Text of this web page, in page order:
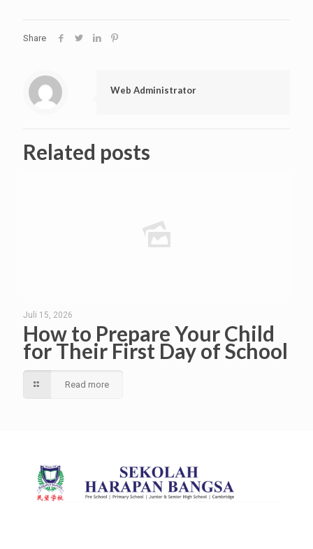
Share
Web Administrator
Related posts
Juli 15, 2026
How to Prepare Your Child
for Their First Day of School
Read more